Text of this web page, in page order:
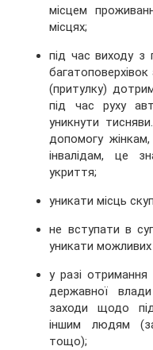
місцем
місцях;
під час виходу з
(притулку)
під час руху
уникнути
допомогу
інвалідам, це
укриття;
уникати місць
не вступати в
уникати можливих
у разі отримання
державної
заходи щодо
іншим людям
тощо);